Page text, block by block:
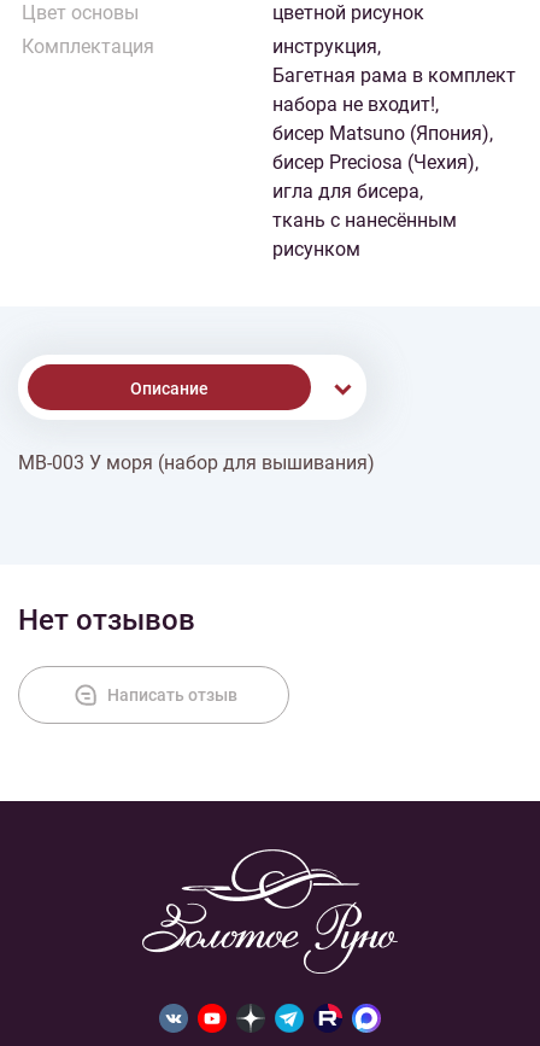
Цвет основы
цветной рисунок
Комплектация
инструкция,
Багетная рама в комплект
набора не входит!,
бисер Matsuno (Япония),
бисер Preciosa (Чехия),
игла для бисера,
ткань с нанесённым
рисунком
Описание
% Скидки
МВ-003 У моря (набор для вышивания)
Нет отзывов
Написать отзыв